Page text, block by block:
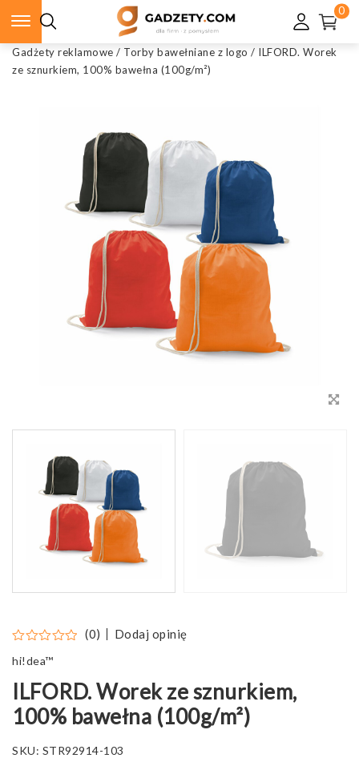
0
Gadżety reklamowe / Torby bawełniane z logo / ILFORD. Worek
ze sznurkiem, 100% bawełna (100g/m²)
(0) Dodaj opinię
hi!dea™
ILFORD. Worek ze sznurkiem,
100% bawełna (100g/m²)
SKU: STR92914-103